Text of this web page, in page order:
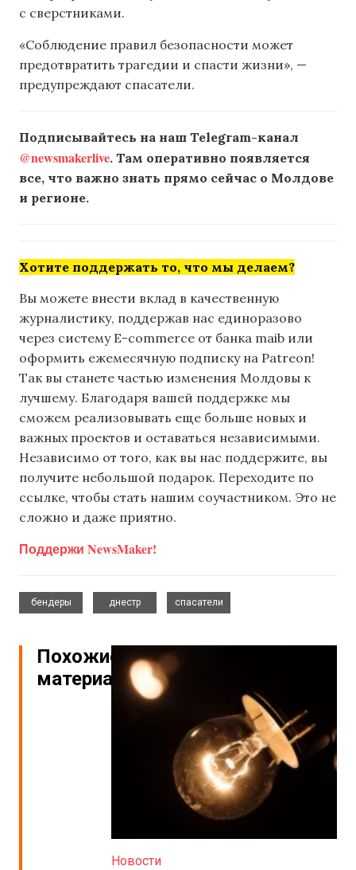
с сверстниками.
«Соблюдение правил безопасности может
предотвратить трагедии и спасти жизни», —
предупреждают спасатели.
Подписывайтесь на наш Telegram-канал
@newsmakerlive. Там оперативно появляется
все, что важно знать прямо сейчас о Молдове
и регионе.
Хотите поддержать то, что мы делаем?
Вы можете внести вклад в качественную
журналистику, поддержав нас единоразово
через систему E-commerce от банка maib или
оформить ежемесячную подписку на Patreon!
Так вы станете частью изменения Молдовы к
лучшему. Благодаря вашей поддержке мы
сможем реализовывать еще больше новых и
важных проектов и оставаться независимыми.
Независимо от того, как вы нас поддержите, вы
получите небольшой подарок. Переходите по
ссылке, чтобы стать нашим соучастником. Это не
сложно и даже приятно.
Поддержи NewsMaker!
бендеры
днестр
спасатели
Похожие
материалы
Новости